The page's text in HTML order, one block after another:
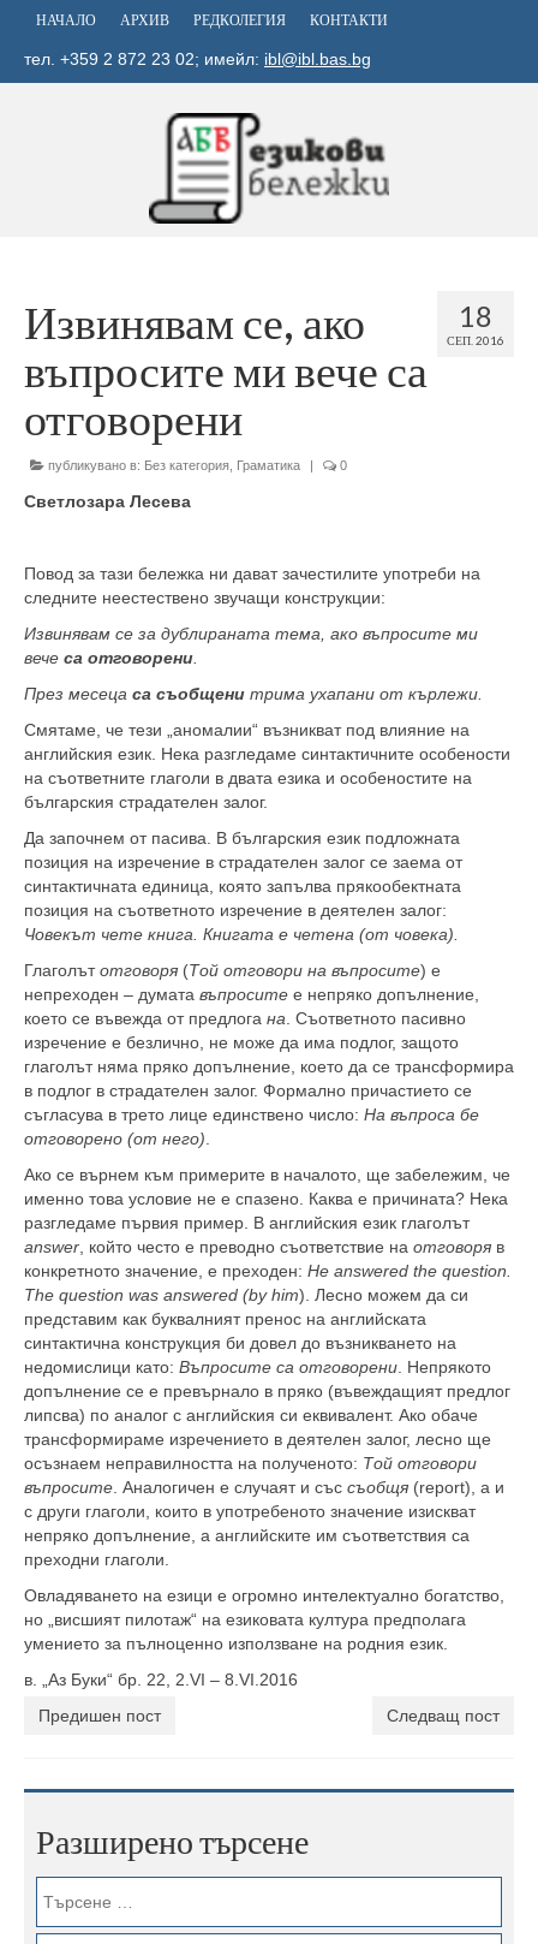
НАЧАЛО АРХИВ РЕДКОЛЕГИЯ КОНТАКТИ
тел. +359 2 872 23 02; имейл: ibl@ibl.bas.bg
18
СЕП. 2016
Извинявам се, ако
въпросите ми вече са
отговорени
публикувано в: Без категория Граматика | 0
Светлозара Лесева
Повод за тази бележка ни дават зачестилите употреби на
следните неестествено звучащи конструкции:
Извинявам се за дублираната тема, ако въпросите ми
вече са отговорени
През месеца са съобщени трима ухапани от кърлежи.
Смятаме, че тези „аномалии“ възникват под влияние на
английския език. Нека разгледаме синтактичните особености
на съответните глаголи в двата езика и особеностите на
българския страдателен залог.
Да започнем от пасива. В българския език подложната
позиция на изречение в страдателен залог се заема от
синтактичната единица, която запълва прякообектната
позиция на съответното изречение в деятелен залог:
Човекът чете книга. Книгата е четена (от човека).
Глаголътотговоря (Той отговори на въпросите) е
непреходен – думата въпросите е непряко допълнение,
което се въвежда от предлога на . Съответното пасивно
изречение е безлично, не може да има подлог, защото
глаголът няма пряко допълнение, което да се трансформира
в подлог в страдателен залог. Формално причастието се
съгласува в трето лице единствено число: На въпроса бе
отговорено (от него)
Ако се върнем към примерите в началото, ще забележим, че
именно това условие не е спазено. Каква е причината? Нека
разгледаме първия пример. В английския език глаголът
answer , който често е преводно съответствие на отговоря в
конкретното значение, е преходен: He answered the question.
The question was answered (by him). Лесно можем да си
представим как буквалният пренос на английската
синтактична конструкция би довел до възникването на
недомислици като: Въпросите са отговорени . Непрякото
допълнение се е превърнало в пряко (въвеждащият предлог
липсва) по аналог с английския си еквивалент. Ако обаче
трансформираме изречението в деятелен залог, лесно ще
осъзнаем неправилността на полученото: Той отговори
въпросите . Аналогичен е случаят и със съобщя (report), а и
с други глаголи, които в употребеното значение изискват
непряко допълнение, а английските им съответствия са
преходни глаголи.
Овладяването на езици е огромно интелектуално богатство,
но „висшият пилотаж“ на езиковата култура предполага
умението за пълноценно използване на родния език.
в. „Аз Буки“ бр. 22, 2.VI – 8.VI.2016
Предишен пост
Следващ пост
Разширено търсене